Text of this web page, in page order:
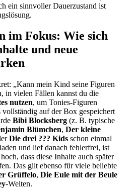
ein sinnvoller Dauerzustand ist
im Fokus: Wie sich
und neue
„Kann mein Kind seine Figuren
in vielen Fällen kannst du die
nutzen, um Tonies-Figuren
vollständig auf der Box gespeichert
Bibi Blocksberg (z. B. typische
Blümchen, Der kleine
Die drei ??? Kids schon einmal
und lief danach fehlerfrei, ist
dass diese Inhalte auch später
Das gilt ebenso für viele beliebte
Grüffelo, Die Eule mit der Beule
-Welten.